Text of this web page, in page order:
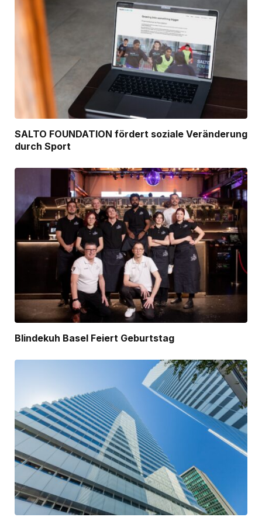
SALTO FOUNDATION fördert soziale Veränderung
durch Sport
Blindekuh Basel Feiert Geburtstag